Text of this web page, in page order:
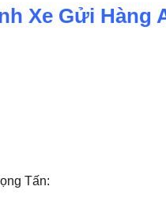
Xe Gửi Hàng
Tấn: